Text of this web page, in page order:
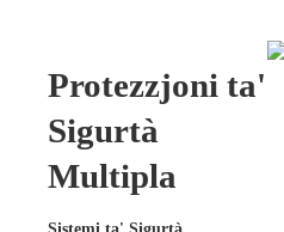
Protezzjoni ta'
Sigurtà
Multipla